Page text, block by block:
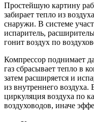
Простейшую картину
забирает тепло из
снаружи. В системе
испаритель,
гонит воздух по
Компрессор поднимает
газ сбрасывает тепло в
затем расширяется и
из внутреннего
циркуляция воздуха по
воздуховодов, иначе